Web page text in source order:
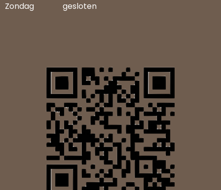
Zondag
gesloten